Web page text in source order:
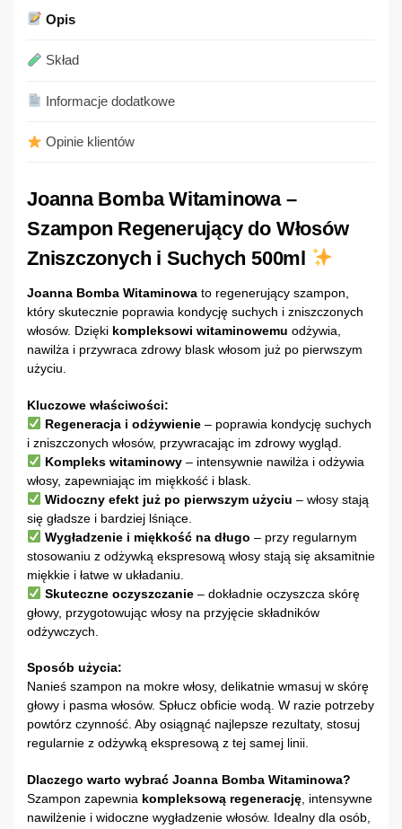
Opis
Skład
Informacje dodatkowe
Opinie klientów
Joanna Bomba Witaminowa –
Szampon Regenerujący do Włosów
Zniszczonych i Suchych 500ml
Joanna Bomba Witaminowa to regenerujący szampon,
który skutecznie poprawia kondycję suchych i zniszczonych
włosów. Dzięki kompleksowi witaminowemu odżywia,
nawilża i przywraca zdrowy blask włosom już po pierwszym
użyciu.
Kluczowe właściwości:
Regeneracja i odżywienie– poprawia kondycję suchych
i zniszczonych włosów, przywracając im zdrowy wygląd.
Kompleks witaminowy– intensywnie nawilża i odżywia
włosy, zapewniając im miękkość i blask.
Widoczny efekt już po pierwszym użyciu – włosy stają
się gładsze i bardziej lśniące.
Wygładzenie i miękkość na długo – przy regularnym
stosowaniu z odżywką ekspresową włosy stają się aksamitnie
miękkie i łatwe w układaniu.
Skuteczne oczyszczanie– dokładnie oczyszcza skórę
głowy, przygotowując włosy na przyjęcie składników
odżywczych.
Sposób użycia:
Nanieś szampon na mokre włosy, delikatnie wmasuj w skórę
głowy i pasma włosów. Spłucz obficie wodą. W razie potrzeby
powtórz czynność. Aby osiągnąć najlepsze rezultaty, stosuj
regularnie z odżywką ekspresową z tej samej linii.
Dlaczego warto wybrać Joanna Bomba Witaminowa?
Szampon zapewnia kompleksową regenerację , intensywne
nawilżenie i widoczne wygładzenie włosów. Idealny dla osób,